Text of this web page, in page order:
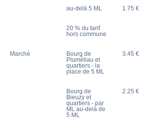
au-delà 5 ML 1.75 €
20 % du tarif
hors commune
Marché
Bourg de
Pluméliau et
quartiers - la
place de 5 ML
3.45 €
Bourg de
Bieuzy et
quartiers - par
ML au-delà de
5 ML
2.25 €